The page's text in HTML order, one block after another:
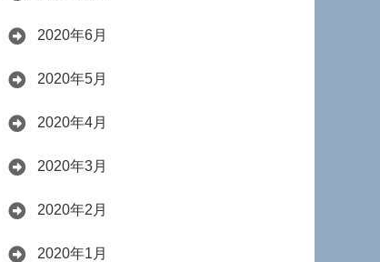
2020年6月
2020年5月
2020年4月
2020年3月
2020年2月
2020年1月